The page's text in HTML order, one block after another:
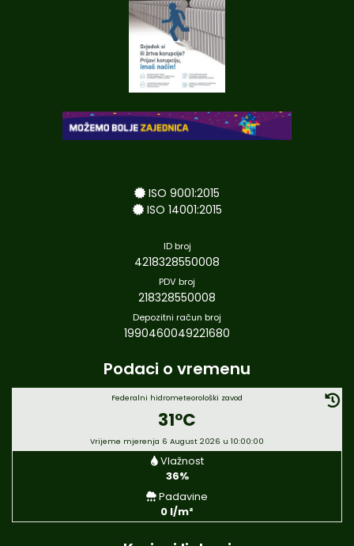
ISO 9001:2015
ISO 14001:2015
ID broj
4218328550008
PDV broj
218328550008
Depozitni račun broj
1990460049221680
Podaci o vremenu
Federalni hidrometeorološki zavod
31°C
Vrijeme mjerenja 6 August 2026 u 10:00:00
Vlažnost
36%
Padavine
0 l/m²